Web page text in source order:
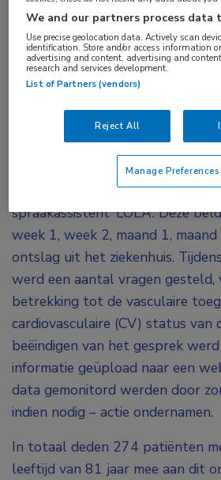
identificatie van patiënten met
complicaties mogelijk.
patiënten aan dat zij (zeer)
deze nieuwe manier van follow-
TeleTAVI was een prospectieve,
single-centerstudie waar
die in 2023 een TAVI kregen. Zij
de follow-up te doen met de
spraakassistent ‘LOLA’. Deze
week 1, week 2, maand 1,
ontslag uit het ziekenhuis.
werd een aantal vragen gesteld,
betrekking tot de vasculaire
cardiovasculaire (CV) status
beëindigen van het gesprek
informatie geüpload naar een
data gemonitord werden door
indien nodig – actie ondernamen.
In totaal deden 274 patiënten
leeftijd van 81 jaar mee aan dit
We and our partners process data
Use precise geolocation data. Actively scan
identification. Store and/or access information
advertising and content, advertising and
research and services development.
List of Partners (vendors)
Reject All
Manage Preferences